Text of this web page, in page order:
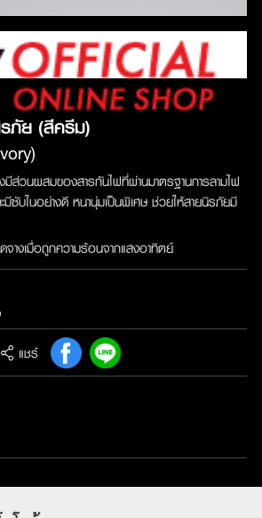
ภัย (สีครีม)
วนผสมของสารกันไฟที่ผ่านมาตรฐานการลามไฟ
มีซับในอย่างดี หนานุ่มเป็นพิเศษ ช่วยให้สายนิรภัยมี
งเมื่อถูกความร้อนจากแสงอาทิตย์
แชร์